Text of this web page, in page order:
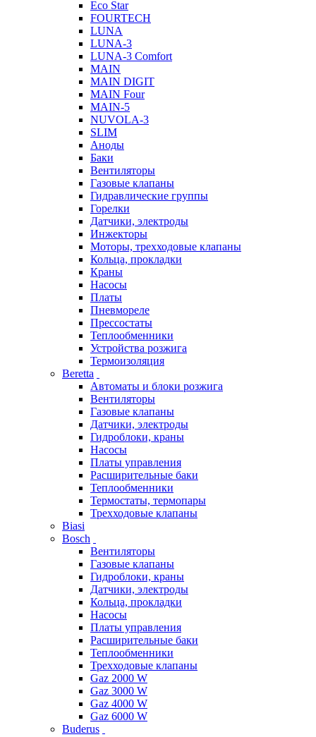
Eco Star
FOURTECH
LUNA
LUNA-3
LUNA-3 Comfort
MAIN
MAIN DIGIT
MAIN Four
MAIN-5
NUVOLA-3
SLIM
Аноды
Баки
Вентиляторы
Газовые клапаны
Гидравлические группы
Горелки
Датчики, электроды
Инжекторы
Моторы, трехходовые клапаны
Кольца, прокладки
Краны
Насосы
Платы
Пневмореле
Прессостаты
Теплообменники
Устройства розжига
Термоизоляция
Beretta
Автоматы и блоки розжига
Вентиляторы
Газовые клапаны
Датчики, электроды
Гидроблоки, краны
Насосы
Платы управления
Расширительные баки
Теплообменники
Термостаты, термопары
Трехходовые клапаны
Biasi
Bosch
Вентиляторы
Газовые клапаны
Гидроблоки, краны
Датчики, электроды
Кольца, прокладки
Насосы
Платы управления
Расширительные баки
Теплообменники
Трехходовые клапаны
Gaz 2000 W
Gaz 3000 W
Gaz 4000 W
Gaz 6000 W
Buderus